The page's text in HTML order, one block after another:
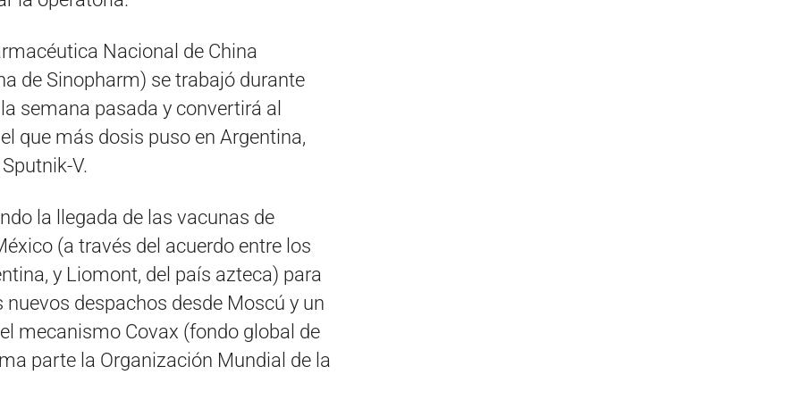
Nacional de China
de Sinopharm) se trabajó durante
semana pasada y convertirá al
que más dosis puso en Argentina,
V.
la llegada de las vacunas de
(a través del acuerdo entre los
y Liomont, del país azteca) para
despachos desde Moscú y un
mecanismo Covax (fondo global de
parte la Organización Mundial de la